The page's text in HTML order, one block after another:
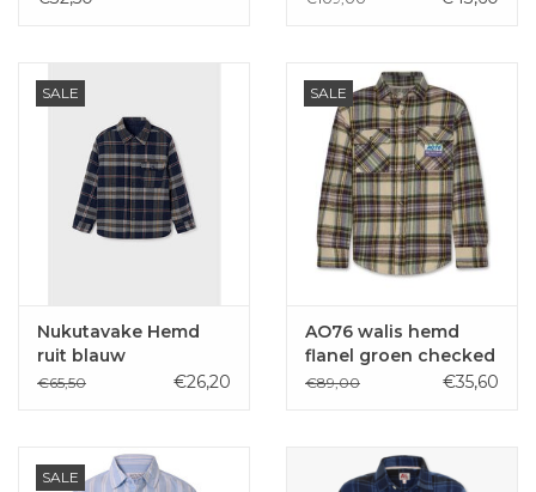
SALE
Nukutavake Hemd
ruit blauw
omkeerbaar
€65,50 €26,20
SALE
AO76 walis hemd
flanel groen checked
€89,00 €35,60
SALE